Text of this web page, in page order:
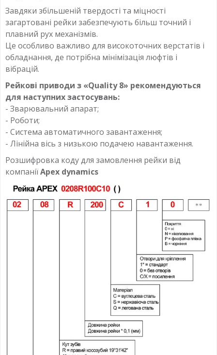
Завдяки збільшеній твердості та міцності
загартовані рейки забезпечують більш точний і
плавний рух механізмів.
Це особливо важливо для високоточних верстатів і
обладнання, де потрібна мінімізація люфтів і
вібрацій.
Рейкові приводи з «Quality 8» рекомендуються
для наступних застосувань:
- Зварювальний апарат;
- Роботи;
- Система автоматичного завантаження;
- Лінійна вісь з низькою подачею навантаження.
Розшифровка коду для замовлення рейки від
компаніїApex dynamics